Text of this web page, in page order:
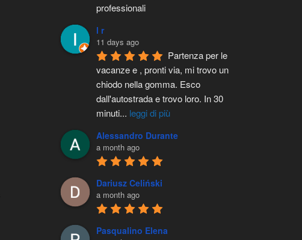
professionali
l r
11 days ago
Partenza per le
vacanze e , pronti via, mi trovo un
chiodo nella gomma. Esco
dall'autostrada e trovo loro. In 30
minuti... leggi di più
Alessandro Durante
a month ago
Dariusz Celiński
a month ago
Pasqualino Elena